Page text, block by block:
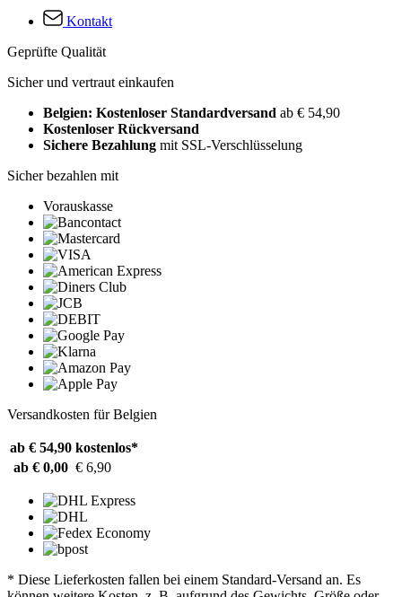
Kontakt
Geprüfte Qualität
Sicher und vertraut einkaufen
Belgien: Kostenloser Standardversand ab € 54,90
Kostenloser Rückversand
Sichere Bezahlung mit SSL-Verschlüsselung
Sicher bezahlen mit
Vorauskasse
Versandkosten für Belgien
ab € 54,90 kostenlos*
ab € 0,00 € 6,90
* Diese Lieferkosten fallen bei einem Standard-Versand an. Es